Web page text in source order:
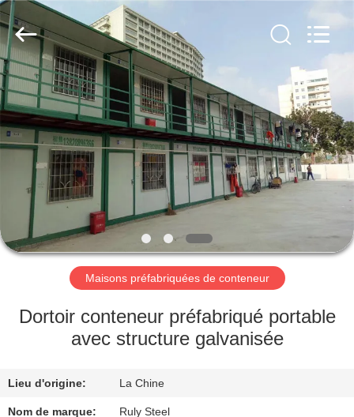
MAISON
PRODUITS
VIDÉOS
VR
SHOW
AU
SUJET
NOUS
2026
Qingdao
Ruly
Steel
Engineering
Co.,Ltd.
All
Rights
Reserved.
Maisons préfabriquées de conteneur
Dortoir conteneur préfabriqué portable
avec structure galvanisée
Lieu d'origine: La Chine
Nom de marque: Ruly Steel